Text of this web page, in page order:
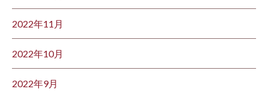
2022年11月
2022年10月
2022年9月